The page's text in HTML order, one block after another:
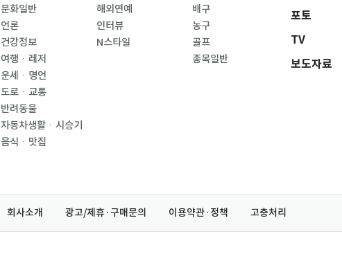
문화일반
언론
건강정보
여행ㆍ레저
운세ㆍ명언
도로ㆍ교통
반려동물
자동차생활ㆍ시승기
음식ㆍ맛집
해외연예
인터뷰
N스타일
배구
농구
골프
종목일반
포토
TV
보도자료
회사소개 광고/제휴·구매문의 이용약관·정책 고충처리